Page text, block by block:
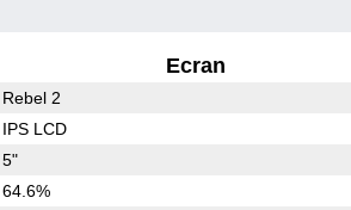
Ecran
Rebel 2
IPS LCD
5"
64.6%